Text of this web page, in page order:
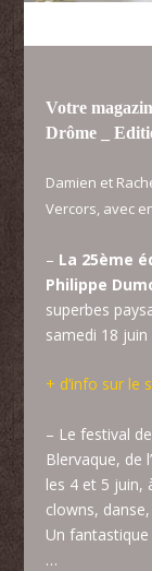
Votre
Drôme _
Damien et
Vercors, avec
– La 25ème
Philippe
superbes
samedi 18
+ d’info sur le
– L e festival
Blervaque, de
les 4 et 5 juin,
clowns,
Un
…